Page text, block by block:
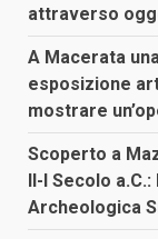
attraverso
A Macerata
esposizione
mostrare
Scoperto a
II-I Secolo
Archeologica